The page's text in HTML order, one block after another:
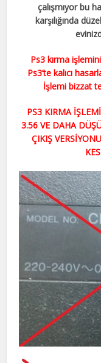
çalışmıyor bu
karşılığında
Ps3 kırma
Ps3’te kalıcı
İşlemi bizzat
PS3 KIRMA
3.56 VE DAHA
ÇIKIŞ